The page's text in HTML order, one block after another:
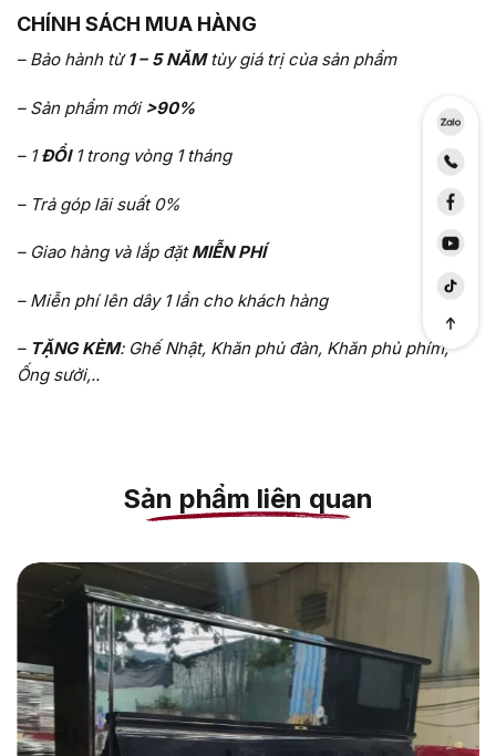
CHÍNH SÁCH MUA HÀNG
– Bảo hành từ1 – 5 NĂMtùy giá trị của sản phẩm
– Sản phẩm mới >90%
– 1ĐỔI 1 trong vòng 1 tháng
– Trả góp lãi suất 0%
– Giao hàng và lắp đặtMIỄN PHÍ
– Miễn phí lên dây 1 lần cho khách hàng
– TẶNG KÈM: Ghế Nhật, Khăn phủ đàn, Khăn phủ phím,
Ống sưởi,..
Sản phẩm liên quan